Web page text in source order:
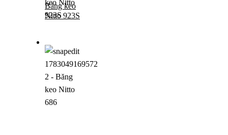
Băng keo
Nitto 923S